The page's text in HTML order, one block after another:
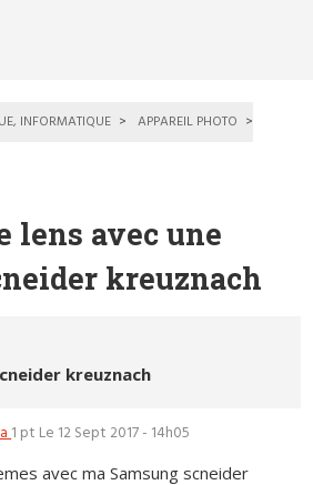
INFORMATIQUE
APPAREIL PHOTO
lens avec une
kreuznach
kreuznach
1 pt Le 12 Sept 2017 - 14h05
avec ma Samsung scneider